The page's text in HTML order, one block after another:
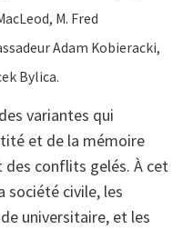
M. Fred
Adam Kobieracki,
Bylica.
variantes qui
et de la mémoire
conflits gelés. À cet
société civile, les
universitaire, et les